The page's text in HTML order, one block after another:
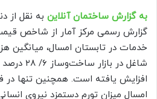
به گزارش ساختمان آنلاین به نقل از
گزارش رسمی مرکز آمار از شاخص
خدمات در تابستان امسال، میانگین
افزایش یافته است. همچنین تنها در
امسال میزان تورم دستمزد نیروی